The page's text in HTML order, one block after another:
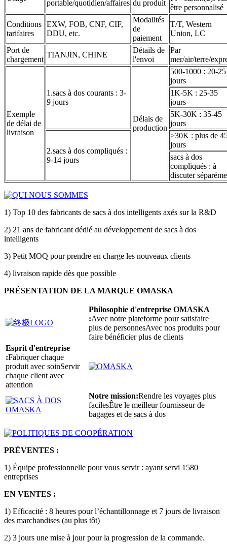
portable/quotidien/affaires du produit
être personnalisé
Conditions
tarifaires
EXW, FOB, CNF, CIF,
DDU, etc.
Modalités
de
paiement
T/T, Western
Union, LC
Port de
chargement
TIANJIN, CHINE
Détails de
l'envoi
Par
mer/air/terre/
Exemple
de délai de
livraison
1.sacs à dos courants : 3-
9 jours
Délais de
production
500-1000 : 20-25
jours
1K-5K : 25-35
jours
5K-30K : 35-45
jours
2.sacs à dos compliqués :
9-14 jours
>30K : plus de
jours
sacs à dos
compliqués : à
discuter
1) Top 10 des fabricants de sacs à dos intelligents axés sur la R&D
2) 21 ans de fabricant dédié au développement de sacs à dos
intelligents
3) Petit MOQ pour prendre en charge les nouveaux clients
4) livraison rapide dès que possible
PRÉSENTATION DE LA MARQUE OMASKA
Philosophie d'entreprise OMASKA
:Avec notre plateforme pour satisfaire
plus de personnesAvec nos produits pour
faire bénéficier plus de clients
Esprit d'entreprise
:Fabriquer chaque
produit avec soinServir
chaque client avec
attention
Notre mission:Rendre les voyages plus
facilesÊtre le meilleur fournisseur de
bagages et de sacs à dos
PRÉVENTES :
1) Équipe professionnelle pour vous servir : ayant servi 1580
entreprises
EN VENTES :
1) Efficacité : 8 heures pour l’échantillonnage et 7 jours de livraison
des marchandises (au plus tôt)
2) 3 jours une mise à jour pour la progression de la commande.